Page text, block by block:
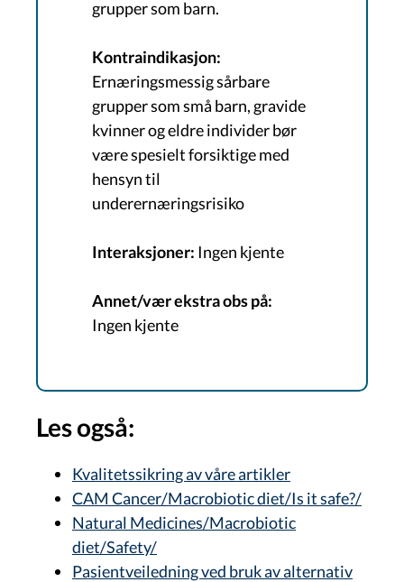
grupper som barn.
​Kontraindikasjon:
Ernæringsmessig sårbare
grupper som små barn, gravide
kvinner og eldre individer bør
være spesielt forsiktige med
hensyn til
underernæringsrisiko
Interaksjoner: Ingen kjente
Annet/vær ekstra obs på:
Ingen kjente
Les også:
Kvalitetssikring av våre artikler
CAM Cancer/Macrobiotic diet/Is it safe?/
Natural Medicines/Macrobiotic
diet/Safety/
Pasientveiledning ved bruk av alternativ